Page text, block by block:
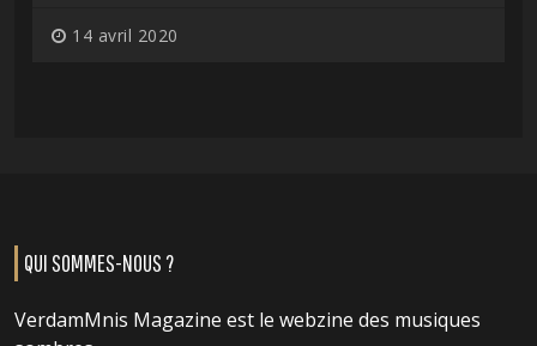
14 avril 2020
QUI SOMMES-NOUS ?
VerdamMnis Magazine est le webzine des musiques